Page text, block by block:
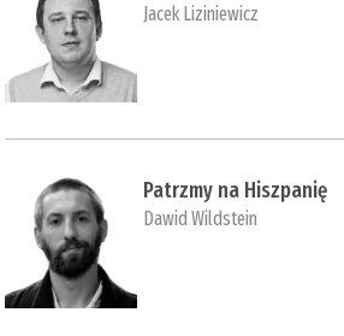
Jacek Liziniewicz
Patrzmy na Hiszpanię
Dawid Wildstein